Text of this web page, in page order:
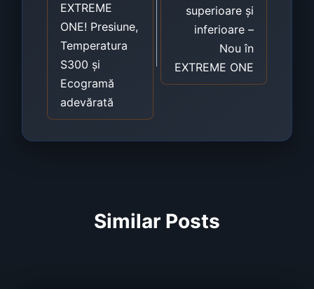
EXTREME
ONE! Presiune,
Temperatura
S300 și
Ecogramă
adevărată
superioare și
inferioare –
Nou în
EXTREME ONE
Similar Posts